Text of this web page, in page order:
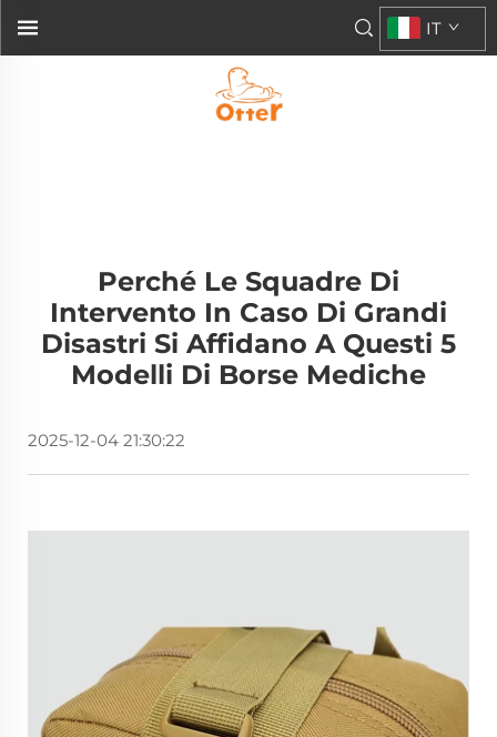
IT
Perché Le Squadre Di
Intervento In Caso Di Grandi
Disastri Si Affidano A Questi 5
Modelli Di Borse Mediche
2025-12-04 21:30:22